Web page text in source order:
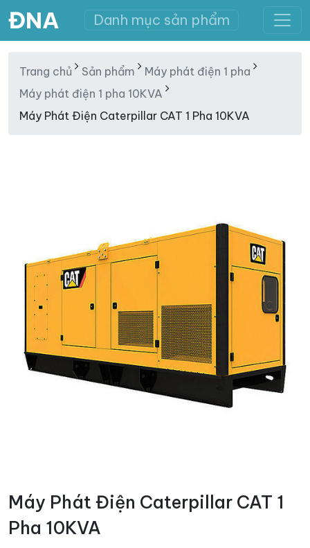
ĐNA Danh mục sản phẩm
Trang chủ Sản phẩm
Máy phát điện 1 pha
Máy phát điện 1 pha 10KVA
Máy Phát Điện Caterpillar CAT 1 Pha 10KVA
Máy Phát Điện Caterpillar CAT 1
Pha 10KVA